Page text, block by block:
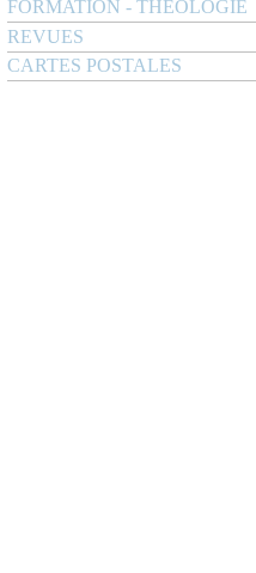
FORMATION - THEOLOGIE
REVUES
CARTES POSTALES